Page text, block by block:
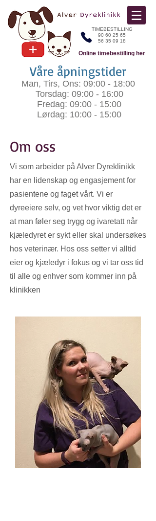
TIMEBESTILLING
90 60 25 65
56 35 09 18
Online timebestilling her
Våre åpningstider
Man, Tirs, Ons: 09:00 - 18:00
Torsdag: 09:00 - 16:00
Fredag: 09:00 - 15:00​
Lørdag: 10:00 - 15:00
Om oss
Vi som arbeider på Alver Dyreklinikk
har en lidenskap og engasjement for
pasientene og faget vårt. Vi er
dyreeiere selv, og vet hvor viktig det er
at man føler seg trygg og ivaretatt når
kjæledyret er sykt eller skal undersøkes
hos veterinær. Hos oss setter vi alltid
eier og kjæledyr i fokus og vi tar oss tid
til alle og enhver som kommer inn på
klinikken